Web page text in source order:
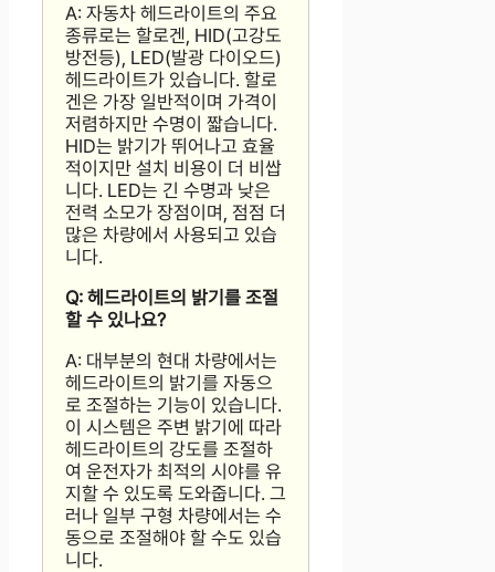
A: 자동차 헤드라이트의 주요
종류로는 할로겐, HID(고강도
방전등), LED(발광 다이오드)
헤드라이트가 있습니다. 할로
겐은 가장 일반적이며 가격이
저렴하지만 수명이 짧습니다.
HID는 밝기가 뛰어나고 효율
적이지만 설치 비용이 더 비쌉
니다. LED는 긴 수명과 낮은
전력 소모가 장점이며, 점점 더
많은 차량에서 사용되고 있습
니다.
Q: 헤드라이트의 밝기를 조절
할 수 있나요?
A: 대부분의 현대 차량에서는
헤드라이트의 밝기를 자동으
로 조절하는 기능이 있습니다.
이 시스템은 주변 밝기에 따라
헤드라이트의 강도를 조절하
여 운전자가 최적의 시야를 유
지할 수 있도록 도와줍니다. 그
러나 일부 구형 차량에서는 수
동으로 조절해야 할 수도 있습
니다.